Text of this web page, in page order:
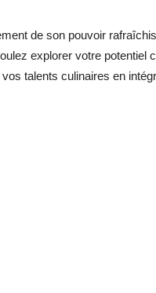
de son pouvoir
explorer votre potentiel
talents culinaires en